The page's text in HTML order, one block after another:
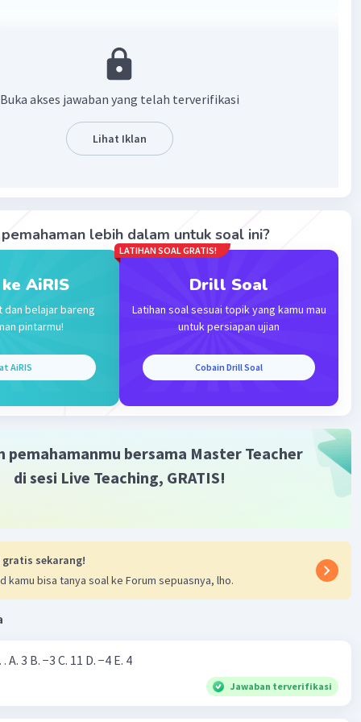
) dan suku ke-21 (U21)?
Ux)/(y - x)
- U8 )/(10 - 8)
(10 - 8)
suku pertama (a)
- 1)3
Suku ke-20(U ) dan suku ke-21 (U )
(n - 1)b
(20 - 1)3
Buka akses jawaban yang telah terverifikasi
Lihat Iklan
lebih dalam untuk soal ini?
AiRIS
dan belajar bareng
pintarmu!
AiRIS
LATIHAN SOAL GRATIS!
Drill Soal
Latihan soal sesuai topik yang kamu mau
untuk persiapan ujian
Cobain Drill Soal
pemahamanmu bersama Master Teacher
di sesi Live Teaching, GRATIS!
gratis sekarang!
kamu bisa tanya soal ke Forum sepuasnya, lho.
Nilai dari |−7+4|=… A. 3 B. −3 C. 11 D. −4 E. 4
Jawaban terverifikasi